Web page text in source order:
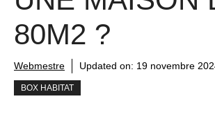
80M2 ?
Webmestre Updated on: 19 novembre
BOX HABITAT